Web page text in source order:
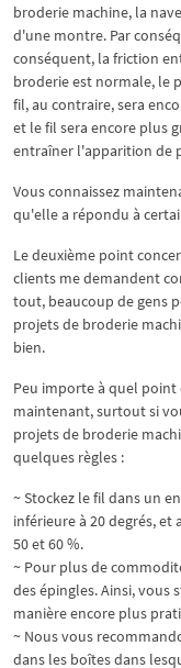
broderie machine, la
d'une montre. Par
conséquent, la friction
broderie est normale, le
fil, au contraire, sera
et le fil sera encore plus
entraîner l'apparition de
Vous connaissez
qu'elle a répondu à
Le deuxième point
clients me demandent
tout, beaucoup de gens
projets de broderie
bien.
Peu importe à quel
maintenant, surtout si
projets de broderie
quelques règles :
~ Stockez le fil dans un
inférieure à 20 degrés,
50 et 60 %.
~ Pour plus de
des épingles. Ainsi, vous
manière encore plus
~ Nous vous
dans les boîtes dans